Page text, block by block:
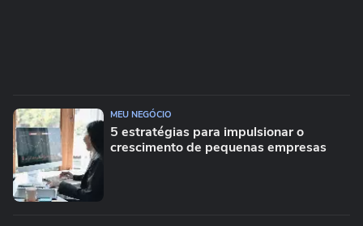
MEU NEGÓCIO
5 estratégias para impulsionar o
crescimento de pequenas empresas